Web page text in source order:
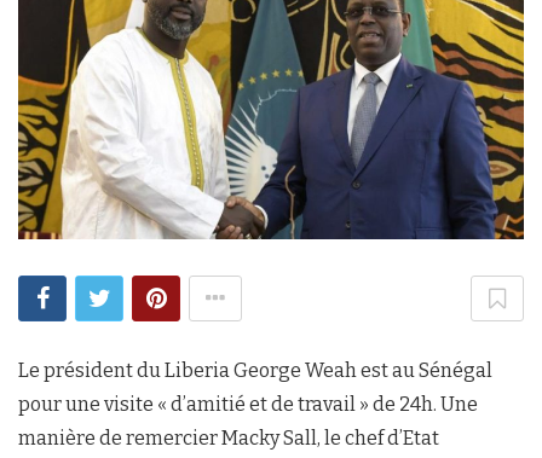
Le président du Liberia George Weah est au Sénégal
pour une visite « d’amitié et de travail » de 24h. Une
manière de remercier Macky Sall, le chef d’Etat